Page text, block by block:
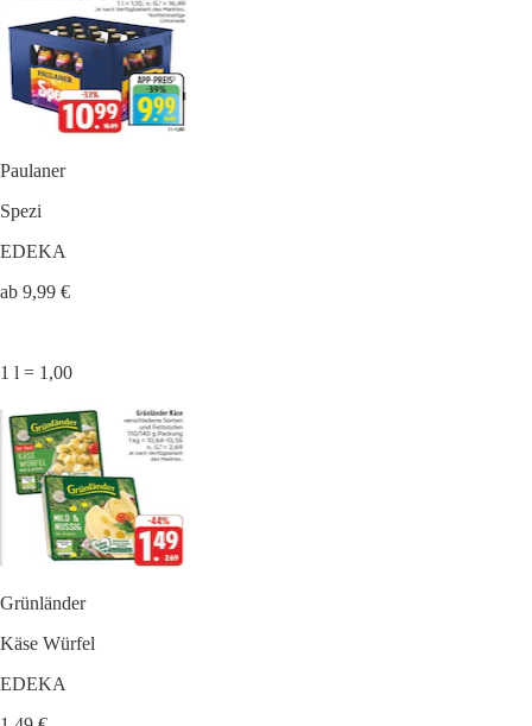
Paulaner
Spezi
EDEKA
ab 9,99 €
1 l = 1,00
Grünländer
Käse Würfel
EDEKA